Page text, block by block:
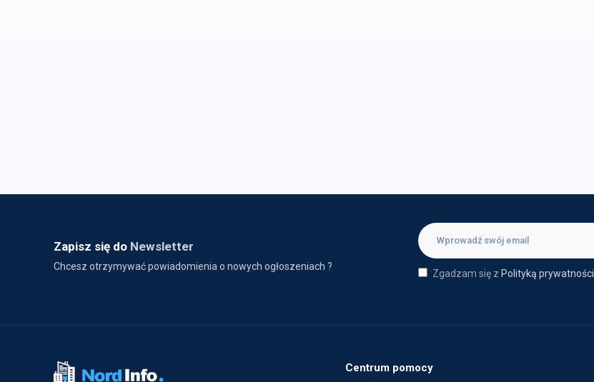
Zapisz się do Newsletter
Chcesz otrzymywać powiadomienia o nowych ogłoszeniach ?
Zgadzam się z Polityką prywatności
Centrum pomocy